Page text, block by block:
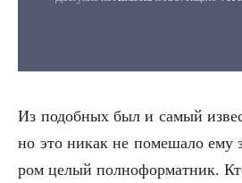
Из подоб­ных был и самый
но это никак не поме­ша­ло ему
ром целый пол­но­фор­мат­ник.